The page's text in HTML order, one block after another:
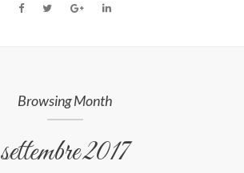
Browsing Month
settembre 2017